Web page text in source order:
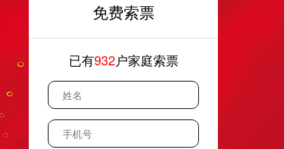
免费索票
已有932户家庭索票